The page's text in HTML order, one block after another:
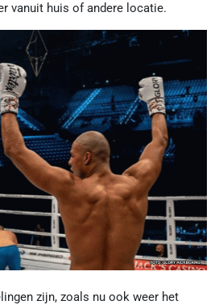
vanuit huis of andere locatie.
zijn, zoals nu ook weer het